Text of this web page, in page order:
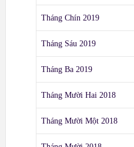
Tháng Chín 2019
Tháng Sáu 2019
Tháng Ba 2019
Tháng Mười Hai 2018
Tháng Mười Một 2018